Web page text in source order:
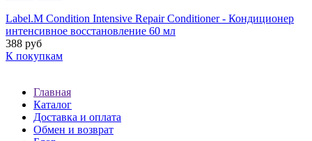
Label.M Condition Intensive Repair Conditioner - Кондиционер
интенсивное восстановление 60 мл
388 руб
К покупкам
Главная
Каталог
Доставка и оплата
Обмен и возврат